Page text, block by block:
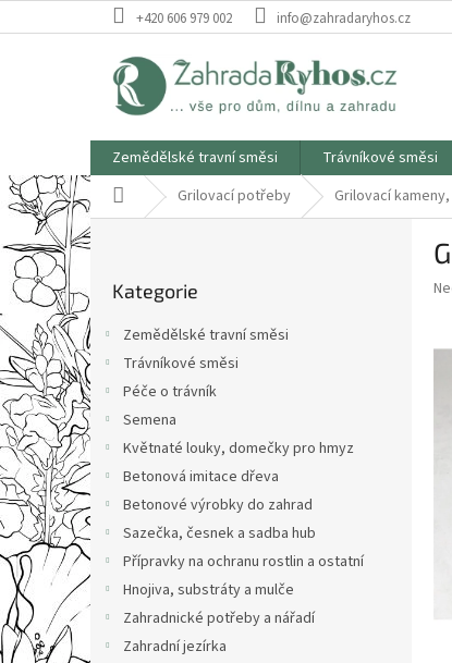
na
+420 606 979 002 info@zahradaryhos.cz
Zemědělské travní směsi Trávníkové směsi
Domů Grilovací potřeby Grilovací
P
o
r
a
n
n
í
p
a
n
e
l
kategorie
Kategorie
Zemědělské travní směsi
Trávníkové směsi
Péče o trávník
Semena
Květnaté louky, domečky pro hmyz
Betonová imitace dřeva
Betonové výrobky do zahrad
Sazečka, česnek a sadba hub
Přípravky na ochranu rostlin a ostatní
Hnojiva, substráty a mulče
Zahradnické potřeby a nářadí
Zahradní jezírka
je